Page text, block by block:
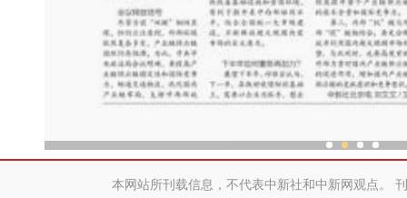
本网站所刊载信息，不代表中新社和中新网观点。